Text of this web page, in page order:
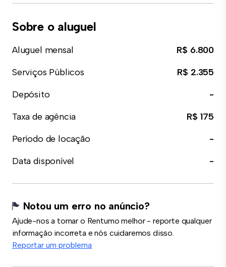
Sobre o aluguel
Aluguel mensal
R$ 6.800
Serviços Públicos
R$ 2.355
Depósito
-
Taxa de agência
R$ 175
Período de locação
-
Data disponível
-
Notou um erro no anúncio?
Ajude-nos a tornar o Rentumo melhor - reporte qualquer
informação incorreta e nós cuidaremos disso.
Reportar um problema